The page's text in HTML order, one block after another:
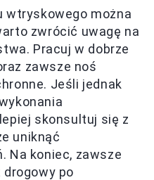
wtryskowego można
zwrócić uwagę na
Pracuj w dobrze
zawsze noś
Jeśli jednak
skonsultuj się z
uniknąć
Na koniec, zawsze
po